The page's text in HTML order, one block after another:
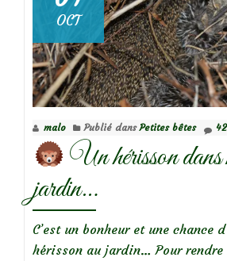
OCT
malo Publié dansPetites bêtes
Un hérisson dans
jardin…
C’est un bonheur et une chance
hérisson au jardin… Pour